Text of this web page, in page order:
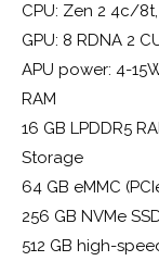
CPU: Zen 2 4c/
GPU: 8 RDNA 2
APU power: 4-
RAM
16 GB LPDDR5
Storage
64 GB eMMC
256 GB NVMe
512 GB high-